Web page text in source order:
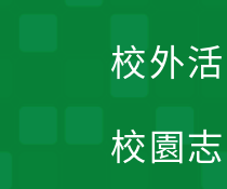
校外
校園